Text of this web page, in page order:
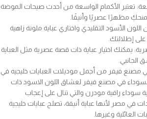
تعتبر الأكمام الواسعة من أحدث صيحات الموضة
مظهرًا عصريًا وأنيقًا.
اللون الأسود التقليدي واختاري عباية ملونة زاهية
إطلالتك.
يمكنك اختيار عباية ذات قصة عصرية مثل العباية
الجانبي.
مصنع فيفر من أجمل موديلات العبايات خليجيه في
في مصنع فيفر لعشاق اللون الاسود ذات
سوداء راقية مودرن والتي تنال على إعجاب
في مصر لأنها عباية أنيقة، تصلح عبايات خليجية
العائلية وغيرها.